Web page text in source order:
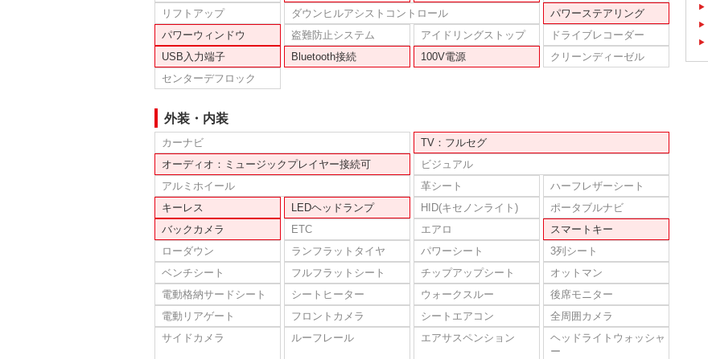
リフトアップ
ダウンヒルアシストコントロール
パワーステアリング
パワーウィンドウ
盗難防止システム アイドリングストップ
ドライブレコーダー
USB入力端子
Bluetooth接続 100V電源
クリーンディーゼル
センターデフロック
外装・内装
カーナビ
TV：フルセグ
オーディオ：ミュージックプレイヤー接続可
ビジュアル
アルミホイール
革シート
ハーフレザーシート
キーレス
LEDヘッドランプ HID(キセノンライト)
ポータブルナビ
バックカメラ
ETC エアロ
スマートキー
ローダウン
ランフラットタイヤ パワーシート
3列シート
ベンチシート
フルフラットシート チップアップシート
オットマン
電動格納サードシート
シートヒーター ウォークスルー
後席モニター
電動リアゲート
フロントカメラ シートエアコン
全周囲カメラ
サイドカメラ
ルーフレール エアサスペンション
ヘッドライトウォッシャ
ー